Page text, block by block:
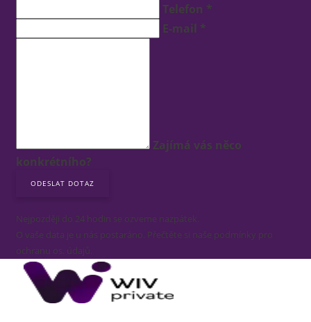
Telefon *
E-mail *
Zajímá vás něco
konkrétního?
Nejpozději do 24 hodin se ozveme nazpátek.
O vaše data je u nás postaráno. Přečtěte si naše podmínky pro
ochranu os. údajů.